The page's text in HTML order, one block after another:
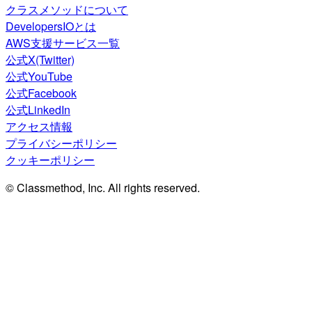
クラスメソッドについて
DevelopersIOとは
AWS支援サービス一覧
公式X(Twitter)
公式YouTube
公式Facebook
公式LinkedIn
アクセス情報
プライバシーポリシー
クッキーポリシー
© Classmethod, Inc. All rights reserved.